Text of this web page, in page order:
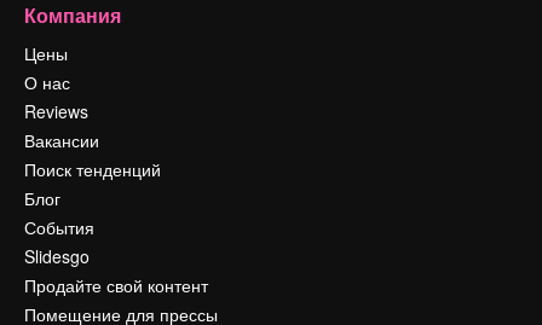
Компания
Цены
О нас
Reviews
Вакансии
Поиск тенденций
Блог
События
Slidesgo
Продайте свой контент
Помещение для прессы